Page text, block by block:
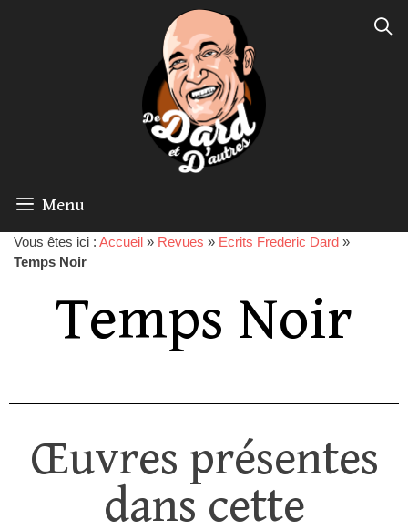
Menu
Vous êtes ici : Accueil » Revues » Ecrits Frederic Dard »
Temps Noir
Temps Noir
Œuvres présentes
dans cette